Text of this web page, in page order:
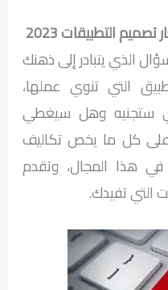
تصميم التطبيقات 2023
الذي يتبادر إلى ذهنك
التي تنوي عملها،
ستجنيه وهل سيغطي
على كل ما يخص تكاليف
في هذا المجال، وتقدم
التي تفيدك.